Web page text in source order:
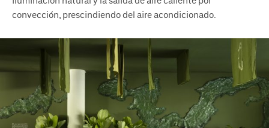
convección, prescindiendo del aire acondicionado.